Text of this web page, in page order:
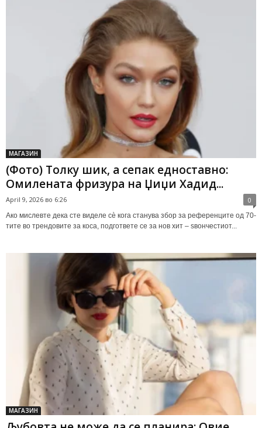
МАГАЗИН
(Фото) Толку шик, а сепак едноставно:
Омилената фризура на Џиџи Хадид...
April 9, 2026 во 6:26 0
Ако мислевте дека сте виделе сè кога станува збор за референците од 70-
тите во трендовите за коса, подгответе се за нов хит – ѕвончестиот...
МАГАЗИН